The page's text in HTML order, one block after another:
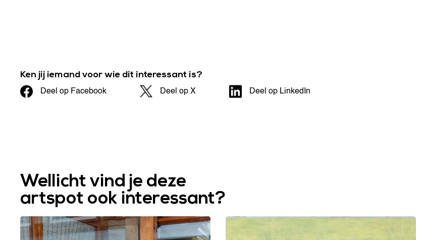
Ken jij iemand voor wie dit interessant is?
Deel op Facebook Deel op X Deel op LinkedIn
Wellicht vind je deze
artspot ook interessant?